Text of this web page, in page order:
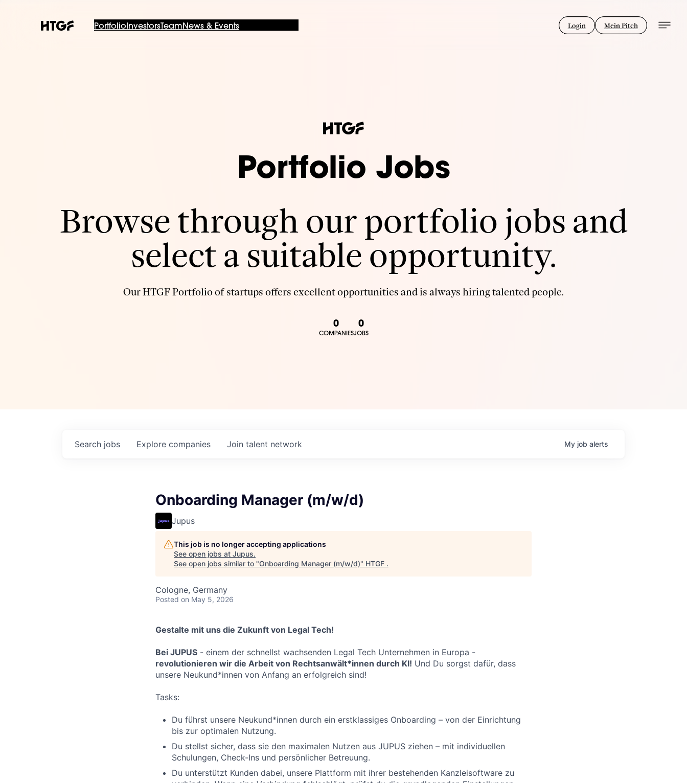
PortfolioInvestorsTeam News & Events Login Mein Pitch
Portfolio Jobs
Browse through our portfolio jobs and
select a suitable opportunity.
Our HTGF Portfolio of startups offers excellent opportunities and is always hiring talented people.
0
COMPANIES
0
JOBS
Search jobs Explore companies Join talent network My job alerts
Onboarding Manager (m/w/d)
Jupus
This job is no longer accepting applications
See open jobs at Jupus.
See open jobs similar to "Onboarding Manager (m/w/d)" HTGF .
Cologne, Germany
Posted on May 5, 2026
Gestalte mit uns die Zukunft von Legal Tech!
Bei JUPUS - einem der schnellst wachsenden Legal Tech Unternehmen in Europa -
revolutionieren wir die Arbeit von Rechtsanwält*innen durch KI! Und Du sorgst dafür, dass
unsere Neukund*innen von Anfang an erfolgreich sind!
Tasks:
Du führst unsere Neukund*innen durch ein erstklassiges Onboarding – von der Einrichtung
bis zur optimalen Nutzung.
Du stellst sicher, dass sie den maximalen Nutzen aus JUPUS ziehen – mit individuellen
Schulungen, Check-Ins und persönlicher Betreuung.
Du unterstützt Kunden dabei, unsere Plattform mit ihrer bestehenden Kanzleisoftware zu